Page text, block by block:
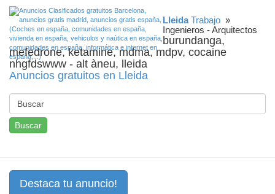
Lleida Trabajo »
Ingenieros - Arquitectos
burundanga,
mefedrone, ketamine, mdma, mdpv, cocaine
nhgfdswww - alt àneu, lleida
Anuncios gratuitos en Lleida
Buscar
Destaca tu anuncio!